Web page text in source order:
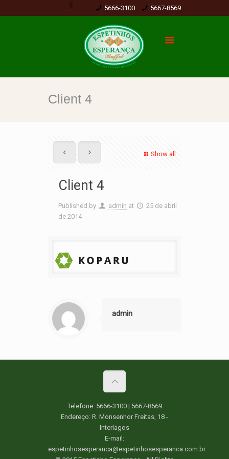
5666-3100 5667-8569
Client 4
Show all
Client 4
Published by admin at
25 de abril
de 2014
admin
Telefone: 5666-3100 | 5667-8569
Endereço: R. Monsenhor Freitas, 18 -
Interlagos
E-mail:
espetinhosesperanca@espetinhosesperanca.com.br